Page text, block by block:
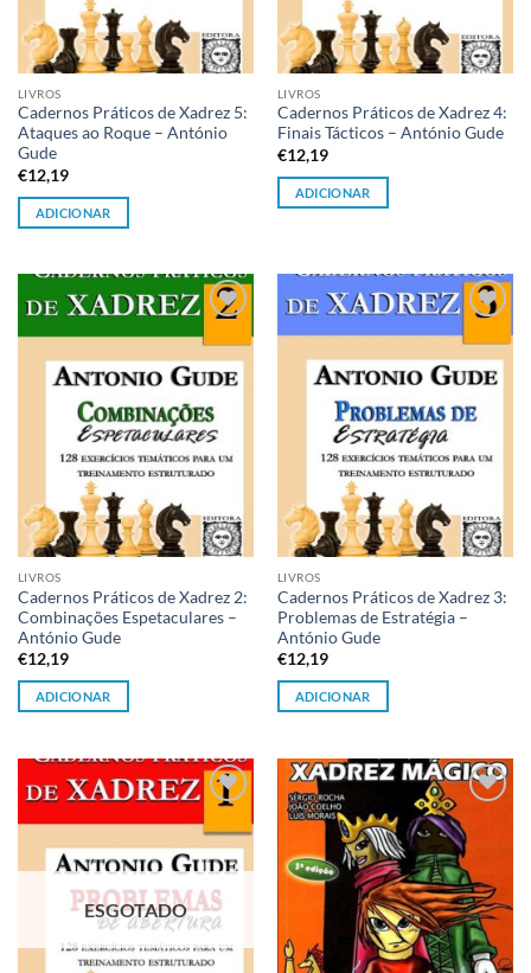
LIVROS
Cadernos Práticos de Xadrez 5:
Ataques ao Roque – António
Gude
€12,19
ADICIONAR
LIVROS
Cadernos Práticos de Xadrez 4:
Finais Tácticos – António Gude
€12,19
ADICIONAR
Adicionar
à lista de
desejos
LIVROS
Cadernos Práticos de Xadrez 2:
Combinações Espetaculares –
António Gude
€12,19
ADICIONAR
Adicionar
à lista de
desejos
LIVROS
Cadernos Práticos de Xadrez 3:
Problemas de Estratégia –
António Gude
€12,19
ADICIONAR
à lista de
desejos
ESGOTADO
Adicionar
à lista de
desejos